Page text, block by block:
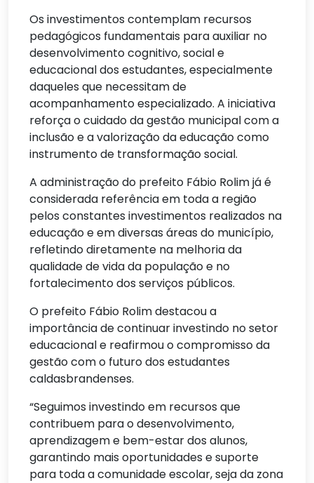
Os investimentos contemplam recursos
pedagógicos fundamentais para auxiliar no
desenvolvimento cognitivo, social e
educacional dos estudantes, especialmente
daqueles que necessitam de
acompanhamento especializado. A iniciativa
reforça o cuidado da gestão municipal com a
inclusão e a valorização da educação como
instrumento de transformação social.
A administração do prefeito Fábio Rolim já é
considerada referência em toda a região
pelos constantes investimentos realizados na
educação e em diversas áreas do município,
refletindo diretamente na melhoria da
qualidade de vida da população e no
fortalecimento dos serviços públicos.
O prefeito Fábio Rolim destacou a
importância de continuar investindo no setor
educacional e reafirmou o compromisso da
gestão com o futuro dos estudantes
caldasbrandenses.
“Seguimos investindo em recursos que
contribuem para o desenvolvimento,
aprendizagem e bem-estar dos alunos,
garantindo mais oportunidades e suporte
para toda a comunidade escolar, seja da zona